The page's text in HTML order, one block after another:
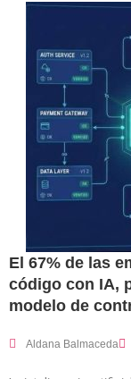
El 67% de las
código con IA,
modelo de
Aldana Balmaceda